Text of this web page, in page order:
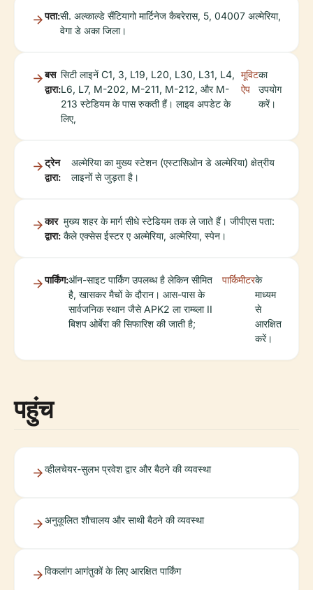
पता:सी. अल्काल्डे सैंटियागो मार्टिनेज कैबरेरास, 5, 04007 अल्मेरिया,
वेगा डे अका जिला।
बस
द्वारा:
सिटी लाइनें C1, 3, L19, L20, L30, L31, L4,
L6, L7, M-202, M-211, M-212, और M-
213 स्टेडियम के पास रुकती हैं। लाइव अपडेट के
लिए,
मूविट
ऐप
का
उपयोग
करें।
ट्रेन
द्वारा:
अल्मेरिया का मुख्य स्टेशन (एस्टासिओन डे अल्मेरिया) क्षेत्रीय
लाइनों से जुड़ता है।
कार
द्वारा:
मुख्य शहर के मार्ग सीधे स्टेडियम तक ले जाते हैं। जीपीएस पता:
कैले एक्सेस ईस्टर ए अल्मेरिया, अल्मेरिया, स्पेन।
पार्किंग:ऑन-साइट पार्किंग उपलब्ध है लेकिन सीमित
है, खासकर मैचों के दौरान। आस-पास के
सार्वजनिक स्थान जैसे APK2 ला राम्ब्ला II
बिशप ओर्बेरा की सिफारिश की जाती है;
पार्किमीटरके
माध्यम
से
आरक्षित
करें।
पहुंच
व्हीलचेयर-सुलभ प्रवेश द्वार और बैठने की व्यवस्था
अनुकूलित शौचालय और साथी बैठने की व्यवस्था
विकलांग आगंतुकों के लिए आरक्षित पार्किंग